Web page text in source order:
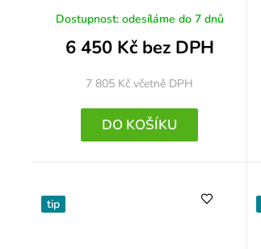
Dostupnost: odesíláme do 7 dnů
6 450 Kč bez DPH
7 805 Kčvčetně DPH
DO KOŠÍKU
tip